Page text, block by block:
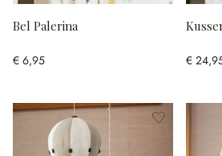
Bel Palerina
€ 6,95 €